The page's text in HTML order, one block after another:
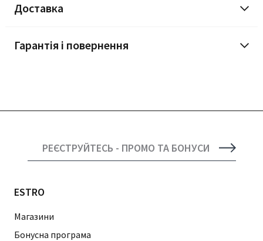
Доставка
Гарантія і повернення
РЕЄСТРУЙТЕСЬ - ПРОМО ТА БОНУСИ
ESTRO
Магазини
Бонусна програма